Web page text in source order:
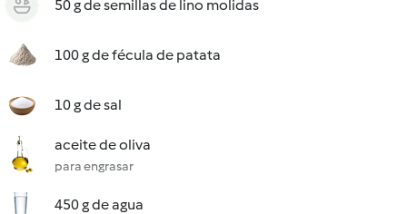
50 g de semillas de lino molidas
100 g de fécula de patata
10 g de sal
aceite de oliva
para engrasar
450 g de agua